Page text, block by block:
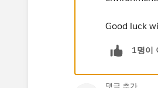
Good luck
1명이
댓글 추가